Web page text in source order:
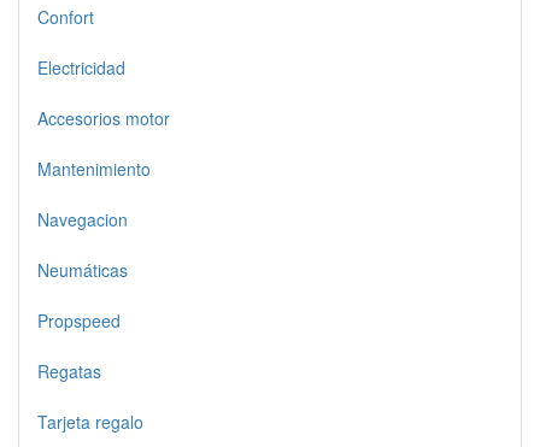
Confort
Electricidad
Accesorios motor
Mantenimiento
Navegacion
Neumáticas
Propspeed
Regatas
Tarjeta regalo